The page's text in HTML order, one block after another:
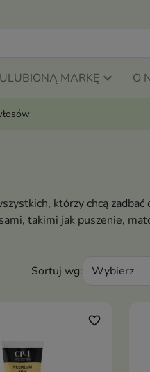
MARKĘ O
którzy chcą
takimi jak puszenie,
Sortuj wg: Wybierz
favorite_border